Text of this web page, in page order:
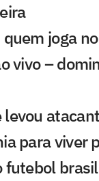
joga
vivo –
levou
para viver
futebol